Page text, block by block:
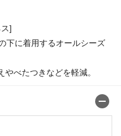
]
下に着用するオールシーズ
べたつきなどを軽減。